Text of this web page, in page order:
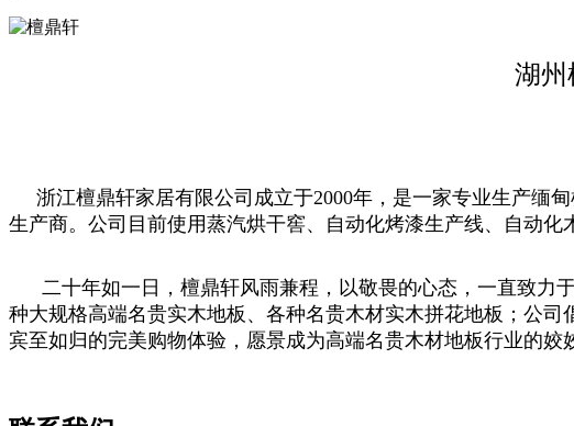
湖州
浙江檀鼎轩家居有限公司成立于2000年，是一家专业生产缅
生产商。公司目前使用蒸汽烘干窖、自动化烤漆生产线、自动
二十年如一日，檀鼎轩风雨兼程，以敬畏的心态，一直致力
种大规格高端名贵实木地板、各种名贵木材实木拼花地板；公
宾至如归的完美购物体验，愿景成为高端名贵木材地板行业的姣